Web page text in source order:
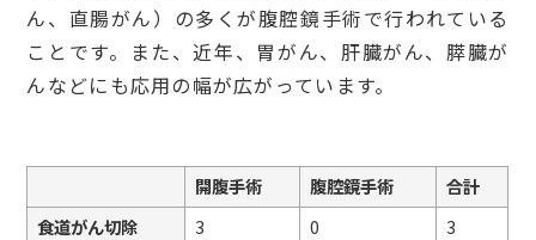
ん、直腸がん）の多くが腹腔鏡手術で行われている
ことです。また、近年、胃がん、肝臓がん、膵臓が
んなどにも応用の幅が広がっています。
開腹手術 腹腔鏡手術
合計
食道がん切除
3 0
3